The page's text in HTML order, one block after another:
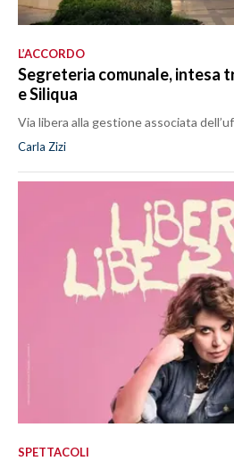
L’ACCORDO
Segreteria comunale, intesa
e Siliqua
Via libera alla gestione associata
Carla Zizi
SPETTACOLI